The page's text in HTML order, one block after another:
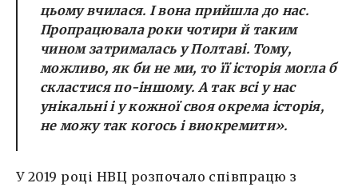
цьому вчилася. І вона прийшла до нас.
Пропрацювала роки чотири й таким
чином затрималась у Полтаві. Тому,
можливо, як би не ми, то її історія могла б
скластися по-іншому. А так всі у нас
унікальні і у кожної своя окрема історія,
не можу так когось і виокремити».
У 2019 році НВЦ розпочало співпрацю з